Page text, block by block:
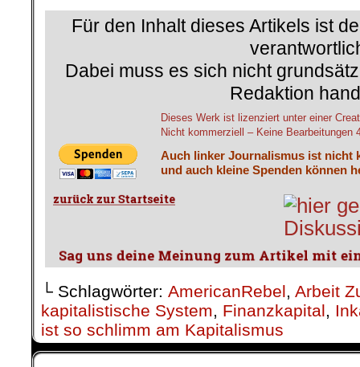
Für den Inhalt dieses Artikels ist
Dabei muss es sich nicht
Redaktion
Dieses Werk ist lizenziert unter einer
Nicht kommerziell – Keine Bearbeitungen
Auch linker Journalismus ist nicht
und auch kleine Spenden können
└ Schlagwörter: AmericanRebel, Arbeit
kapitalistische System, Finanzkapital,
ist so schlimm am Kapitalismus